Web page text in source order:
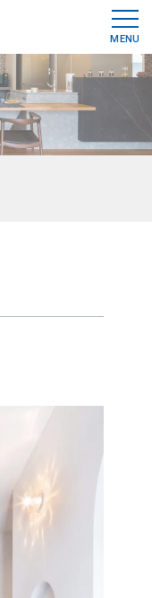
MENU